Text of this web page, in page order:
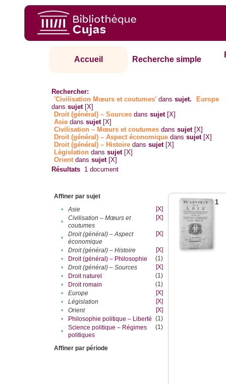
Accueil Recherche simple
Rechercher:
'Civilisation Mœurs et coutumes' danssujet.
Europe
danssujet [X]
Droit (général) – Sources danssujet [X]
Asie danssujet [X]
Civilisation – Mœurs et coutumes danssujet [X]
Droit (général) – Aspect économique danssujet [X]
Droit (général) – Histoire danssujet [X]
Législation danssujet [X]
Orientdanssujet [X]
Résultats 1 document
Affiner par sujet
•
Asie
[X]
•
Civilisation – Mœurs et
coutumes
[X]
•
Droit (général) – Aspect
économique
[X]
• Droit (général) – Histoire
[X]
•
Droit (général) – Philosophie
(1)
•
Droit (général) – Sources
[X]
•
Droit naturel
(1)
•
Droit romain
(1)
•
Europe
[X]
•
Législation
[X]
•
Orient
[X]
•
Philosophie politique – Liberté (1)
•
Science politique – Régimes
politiques
(1)
Affiner par période
1